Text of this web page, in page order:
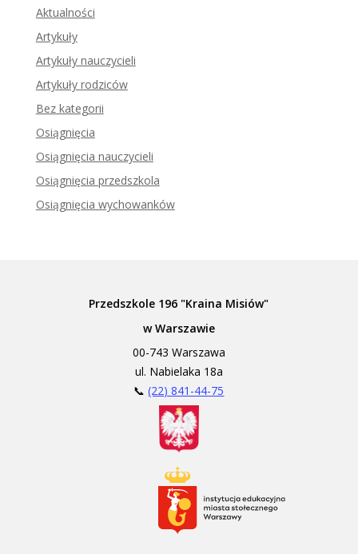
Aktualności
Artykuły
Artykuły nauczycieli
Artykuły rodziców
Bez kategorii
Osiągnięcia
Osiągnięcia nauczycieli
Osiągnięcia przedszkola
Osiągnięcia wychowanków
Przedszkole 196 "Kraina Misiów"
w Warszawie
00-743 Warszawa
ul. Nabielaka 18a
📞(22) 841-44-75